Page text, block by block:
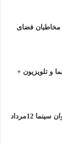
مخاطبان فضای
و تلویزیون +
درگذشت مریم همتیان بازیگر جوان سینما 12مرداد